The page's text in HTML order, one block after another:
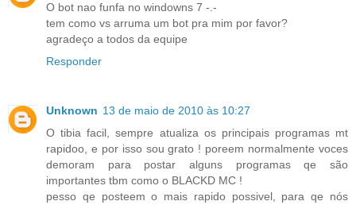
O bot nao funfa no windowns 7 -.-
tem como vs arruma um bot pra mim por favor?
agradeço a todos da equipe
Responder
Unknown 13 de maio de 2010 às 10:27
O tibia facil, sempre atualiza os principais programas mt
rapidoo, e por isso sou grato ! poreem normalmente voces
demoram para postar alguns programas qe são
importantes tbm como o BLACKD MC !
pesso qe posteem o mais rapido possivel, para qe nós